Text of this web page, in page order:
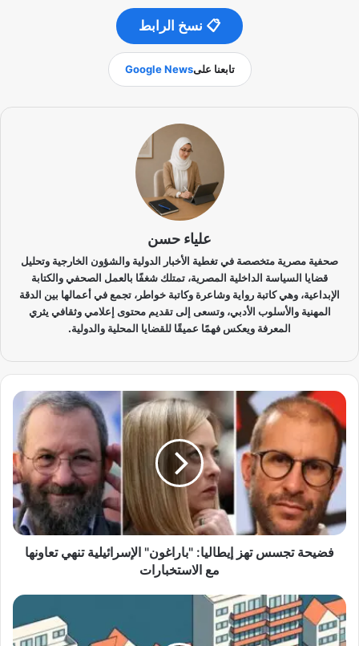
📋 نسخ الرابط
تابعنا علىGoogle News
علياء حسن
صحفية مصرية متخصصة في تغطية الأخبار الدولية والشؤون الخارجية وتحليل
قضايا السياسة الداخلية المصرية، تمتلك شغفًا بالعمل الصحفي والكتابة
الإبداعية، وهي كاتبة رواية وشاعرة وكاتبة خواطر، تجمع في أعمالها بين الدقة
المهنية والأسلوب الأدبي، وتسعى إلى تقديم محتوى إعلامي وثقافي يثري
المعرفة ويعكس فهمًا عميقًا للقضايا المحلية والدولية.
ف
ض
ي
ح
ة
س
س
إ
ي
ط
فضيحة تجسس تهز إيطاليا: "باراغون" الإسرائيلية تنهي تعاونها
مع الاستخبارات
أ
ز
م